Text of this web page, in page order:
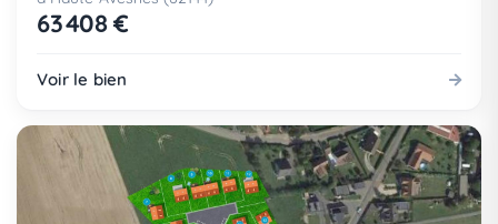
63 408 €
Voir le bien